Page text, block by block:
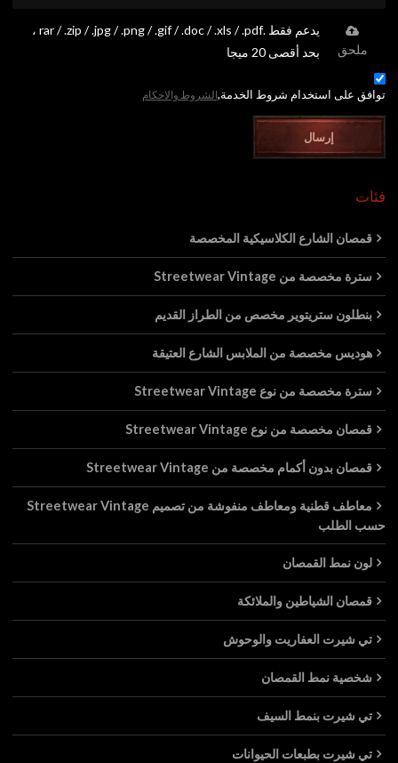
يدعم فقط .rar / .zip / .jpg / .png / .gif / .doc / .xls / .pdf ،
بحد أقصى 20 ميجا
ملحق
توافق على استخدام شروط الخدمة,الشروط والاحكام
إرسال
فئات
قمصان الشارع الكلاسيكية المخصصة
سترة مخصصة من Streetwear Vintage
بنطلون ستريتوير مخصص من الطراز القديم
هوديس مخصصة من الملابس الشارع العتيقة
سترة مخصصة من نوع Streetwear Vintage
قمصان مخصصة من نوع Streetwear Vintage
قمصان بدون أكمام مخصصة من Streetwear Vintage
معاطف قطنية ومعاطف منفوشة من تصميم Streetwear Vintage
حسب الطلب
لون نمط القمصان
قمصان الشياطين والملائكة
تي شيرت العفاريت والوحوش
شخصية نمط القمصان
تي شيرت بنمط السيف
تي شيرت بطبعات الحيوانات